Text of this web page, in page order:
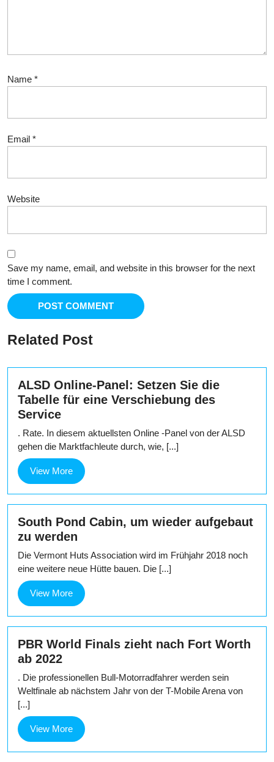
Name *
Email *
Website
Save my name, email, and website in this browser for the next
time I comment.
Related Post
ALSD Online-Panel: Setzen Sie die
Tabelle für eine Verschiebung des
Service
. Rate. In diesem aktuellsten Online -Panel von der ALSD
gehen die Marktfachleute durch, wie, [...]
View MoreView
More
South Pond Cabin, um wieder aufgebaut
zu werden
Die Vermont Huts Association wird im Frühjahr 2018 noch
eine weitere neue Hütte bauen. Die [...]
View MoreView
More
PBR World Finals zieht nach Fort Worth
ab 2022
. Die professionellen Bull-Motorradfahrer werden sein
Weltfinale ab nächstem Jahr von der T-Mobile Arena von
[...]
View MoreView
More